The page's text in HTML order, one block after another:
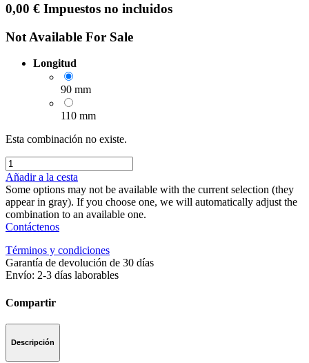
0,00 € Impuestos no incluidos
Not Available For Sale
Longitud
90 mm
110 mm
Esta combinación no existe.
Añadir a la cesta
Some options may not be available with the current selection (they
appear in gray). If you choose one, we will automatically adjust the
combination to an available one.
Contáctenos
Términos y condiciones
Garantía de devolución de 30 días
Envío: 2-3 días laborables
Compartir
Descripción